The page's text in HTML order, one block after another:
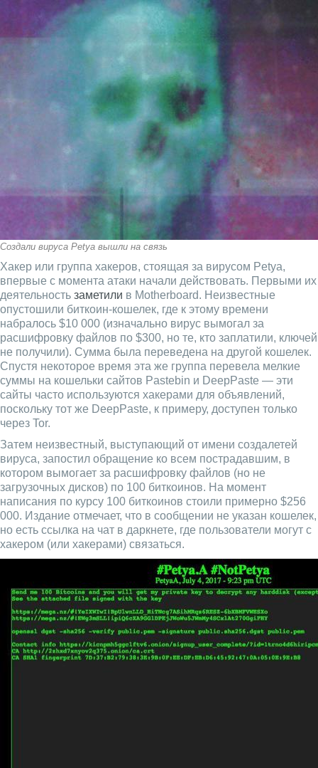
Создали вируса Petya вышли на связь
Хакер или группа хакеров, стоящая за вирусом Petya,
впервые с момента атаки начали действовать. Первыми их
деятельность заметили в Motherboard. Неизвестные
опустошили биткоин-кошелек, где к этому времени
набралось $10 000 (изначально вирус вымогал за
расшифровку файлов по $300, но те, кто заплатили, ключей
не получили). Сумма была переведена на другой кошелек.
Спустя некоторое время эта же группа перевела мелкие
суммы на кошельки сайтов Pastebin и DeepPaste — эти
сайты часто используются хакерами для объявлений,
поскольку тот же DeepPaste, к примеру, доступен только
через Tor.
Затем неизвестный, выступающий от имени создалетей
вируса, запостил обращение ко всем пострадавшим, в
котором вымогает за расшифровку файлов (но не
загрузочных дисков) по 100 биткоинов. На момент
написания по курсу 100 биткоинов стоили примерно $256
000. Издание отмечает, что в сообщении не указан кошелек,
но есть ссылка на чат в даркнете, где пользователи могут с
хакером (или хакерами) связаться.